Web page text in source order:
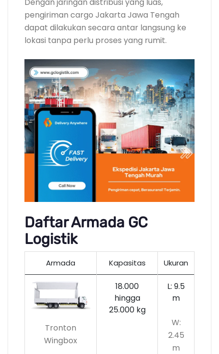
pengiriman cargo Jakarta Jawa Tengah
dapat dilakukan secara antar langsung ke
lokasi tanpa perlu proses yang rumit.
Daftar Armada GC
Logistik
Armada Kapasitas Ukuran
Tronton
Wingbox
18.000
hingga
25.000 kg
L: 9.5
m
W:
2.45
m